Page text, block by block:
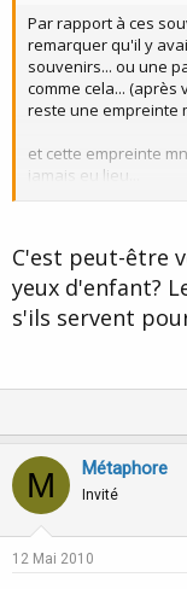
Par rapport à ces
remarquer qu'il y
souvenirs... ou une
comme cela...
reste une empreinte
et cette empreinte
jamais eu lieu...
(une déformation
Ce genre de chose
C'est peut-être
yeux d'enfant?
s'ils servent
M Métaphore
Invité
12 Mai 2010